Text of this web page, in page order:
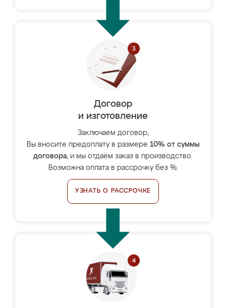
Договор
и изготовление
Заключаем договор,
Вы вносите предоплату в размере 10% от суммы
договора, и мы отдаём заказ в производство.
Возможна оплата в рассрочку без %.
УЗНАТЬ О РАССРОЧКЕ